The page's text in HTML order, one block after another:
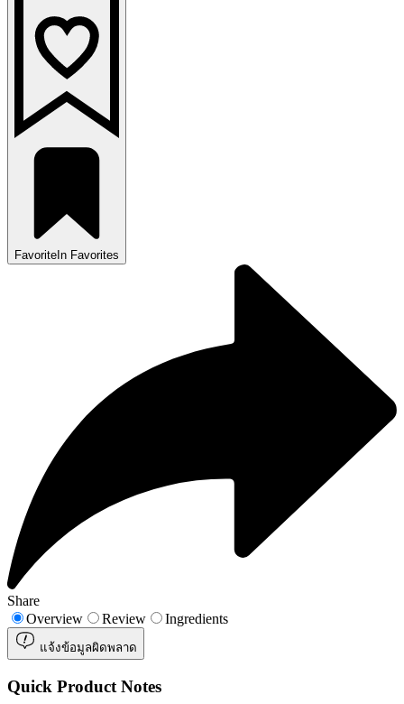
Favorite In Favorites
Share
Overview
Review Ingredients
แจ้งข้อมูลผิดพลาด
Quick Product Notes